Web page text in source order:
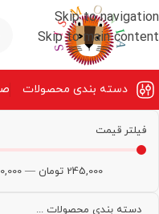
Skip to navigation
Skip to main content
دسته بندی محصولات
فیلتر قیمت
245,000 تومان —